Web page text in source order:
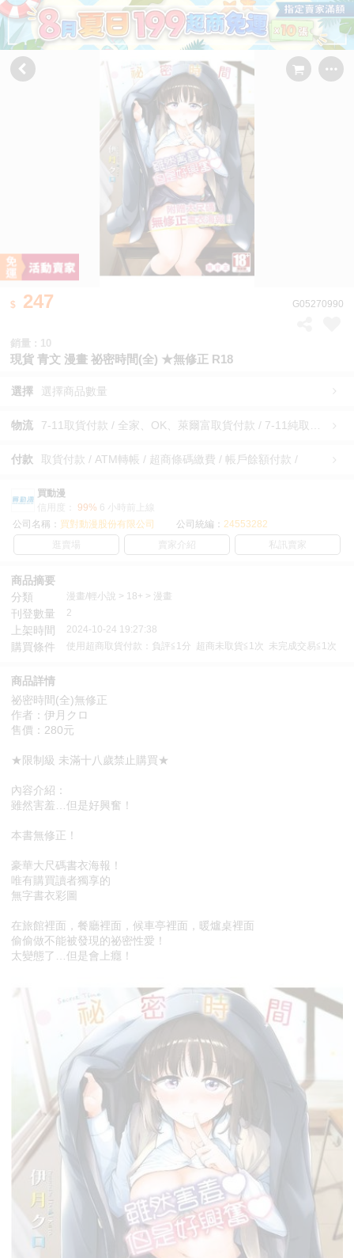
247 G05270990
銷量 : 10
現貨 青文 漫畫 祕密時間(全) ★無修正 R18
選擇 選擇商品數量
物流
付款 取貨付款 / ATM轉帳 / 超商條碼繳費 / 帳戶餘額付款 /
買動漫
信用度：
99% 6 小時前上線
公司名稱： 買對動漫股份有限公司 公司統編： 24553282
逛賣場
賣家介紹 私訊賣家
商品摘要
分類
漫畫/輕小說 > 18+ > 漫畫
刊登數量 2
上架時間 2024-10-24 19:27:38
購買條件 使用超商取貨付款：負評≦1分 超商未取貨≦1次 未完成交易≦1次
商品詳情
祕密時間(全)無修正
作者：伊月クロ
售價：280元
★限制級 未滿十八歲禁止購買★
內容介紹：
雖然害羞…但是好興奮！
本書無修正！
豪華大尺碼書衣海報！
唯有購買讀者獨享的
無字書衣彩圖
在旅館裡面，餐廳裡面，候車亭裡面，暖爐桌裡面
偷偷做不能被發現的祕密性愛！
太變態了…但是會上癮！